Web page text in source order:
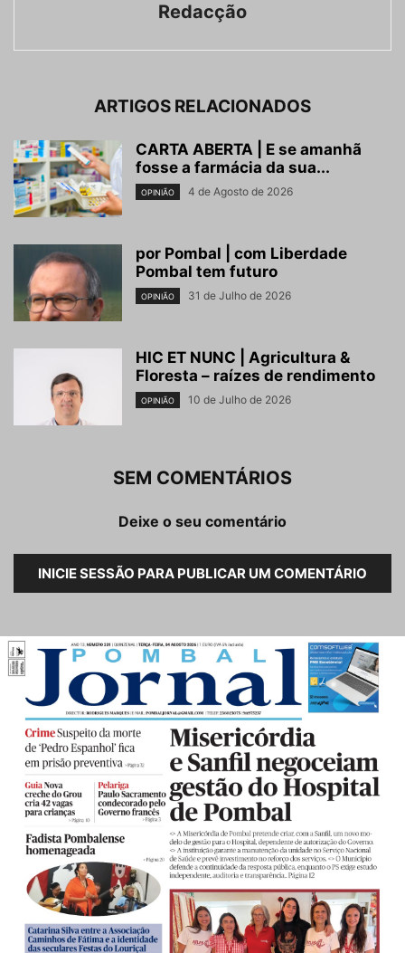
Redacção
ARTIGOS RELACIONADOS
CARTA ABERTA | E se amanhã
fosse a farmácia da sua...
OPINIÃO 4 de Agosto de 2026
por Pombal | com Liberdade
Pombal tem futuro
OPINIÃO 31 de Julho de 2026
HIC ET NUNC | Agricultura &
Floresta – raízes de rendimento
OPINIÃO 10 de Julho de 2026
SEM COMENTÁRIOS
Deixe o seu comentário
INICIE SESSÃO PARA PUBLICAR UM COMENTÁRIO